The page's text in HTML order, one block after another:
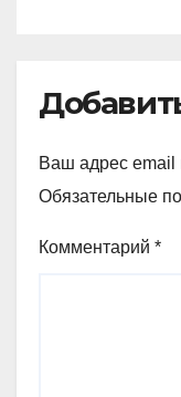
Ваш адрес email
Обязательные
Комментарий *